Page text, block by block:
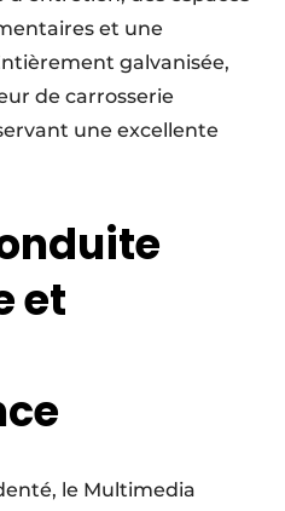
et une
galvanisée,
de carrosserie
une excellente
et
le Multimedia